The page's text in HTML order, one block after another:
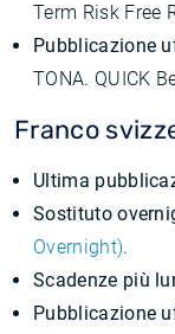
Term Risk Free
Pubblicazione
TONA. QUICK
Franco
Ultima
Sostituto
Overnight).
Scadenze più
Pubblicazione